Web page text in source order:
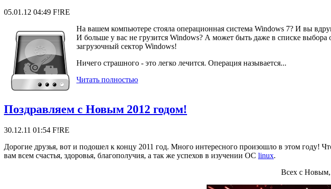
05.01.12 04:49 F!RE
На вашем компьютере стояла операционная система Windows 7? И вы
И больше у вас не грузится Windows? А может быть даже в списке выбора
загрузочный сектор Windows!
Ничего страшного - это легко лечится. Операция называется...
Читать полностью
Поздравляем с Новым 2012 годом!
30.12.11 01:54 F!RE
Дорогие друзья, вот и подошел к концу 2011 год. Много интересного произошло в этом году!
вам всем счастья, здоровья, благополучия, а так же успехов в изучении ОС linux.
Всех с